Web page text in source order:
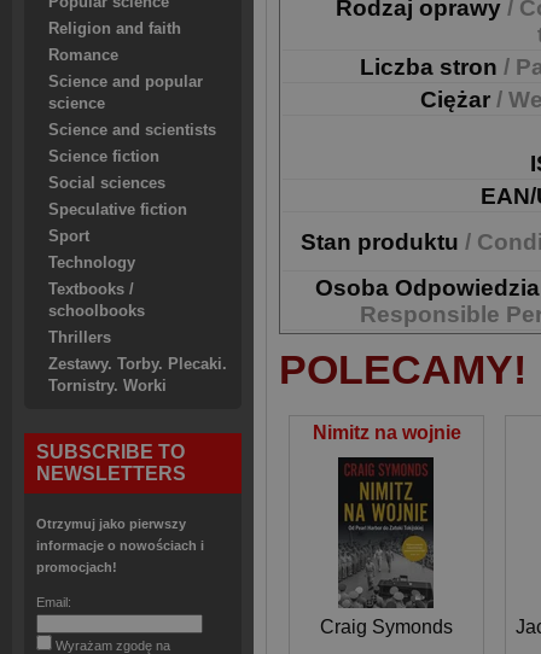
Religion and faith
Romance
Science and popular
science
Science and scientists
Science fiction
Social sciences
Speculative fiction
Sport
Technology
Textbooks /
schoolbooks
Thrillers
Zestawy. Torby. Plecaki.
Tornistry. Worki
SUBSCRIBE TO
NEWSLETTERS
Otrzymuj jako pierwszy
informacje o nowościach i
promocjach!
Email:
Wyrażam zgodę na
Rodzaj oprawy /
Liczba stron /
Ciężar /
Stan produktu /
Osoba
Responsible
POLECAMY!
Nimitz na wojnie
Craig Symonds